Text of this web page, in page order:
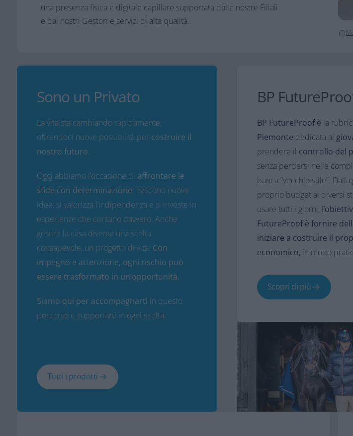
una presenza fisica e digitale capillare supportata dalle nostre Filiali
e dai nostri Gestori e servizi di alta qualità.
Sono un Privato
La vita sta cambiando rapidamente,
offrendoci nuove possibilità per costruire il
nostro futuro.
Oggi abbiamo l’occasione di affrontare le
sfide con determinazione: nascono nuove
idee, si valorizza l’indipendenza e si investe in
esperienze che contano davvero. Anche
gestire la casa diventa una scelta
consapevole, un progetto di vita. Con
impegno e attenzione, ogni rischio può
essere trasformato in un’opportunità.
Siamo qui per accompagnarti in questo
percorso e supportarti in ogni scelta.
Tutti i prodotti
BP
BP FutureProofè la
Piemonte dedicata ai
prendere il controllo del
senza perdersi nelle
banca “vecchio stile”.
proprio budget ai diversi
usare tutti i giorni, l’
FutureProof è fornire
iniziare a costruire il
economico, in modo
Scopri di più